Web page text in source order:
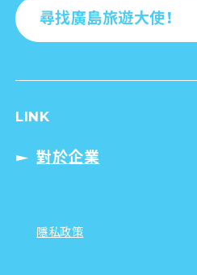
尋找廣島旅遊大使！
LINK
對於企業
隱私政策